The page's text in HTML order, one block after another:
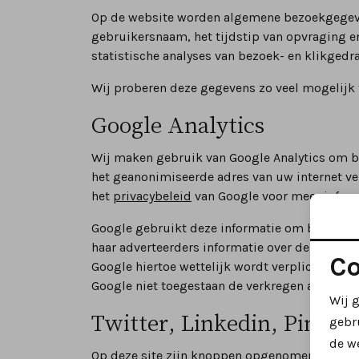
Op de website worden algemene
gebruikersnaam, het tijdstip van opvraging
statistische analyses van bezoek- en
Wij proberen deze gegevens zo veel
Google Analytics
Wij maken gebruik van Google Analytics
het geanonimiseerde adres van uw internet
het privacybeleid van Google voor meer
Google gebruikt deze informatie om bij te
haar adverteerders informatie over de
Google hiertoe wettelijk wordt verplicht, of
Google niet toegestaan de verkregen
Twitter, Linkedin,
Op deze site zijn knoppen opgenomen om
Wij
de